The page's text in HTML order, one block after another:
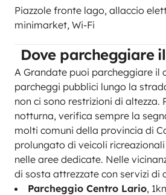
Piazzole fronte lago, allaccio
minimarket, Wi-Fi
Dove parcheggiare
A Grandate puoi parcheggiare il
parcheggi pubblici lungo la
non ci sono restrizioni di altezza.
notturna, verifica sempre la
molti comuni della provincia di
prolungato di veicoli
nelle aree dedicate. Nelle
di sosta attrezzate con servizi di
Parcheggio Centro Lario,